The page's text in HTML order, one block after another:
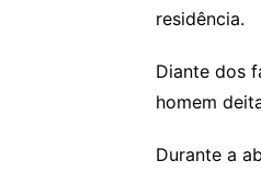
residência.
Diante dos
homem
Durante a